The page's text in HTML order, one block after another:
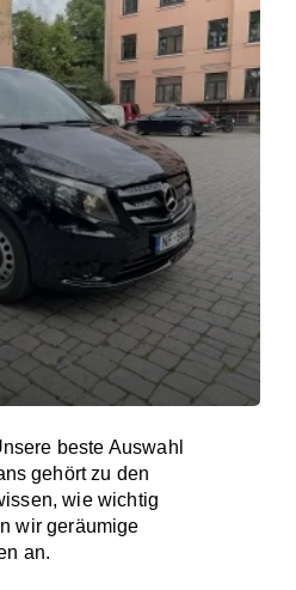
beste Auswahl
gehört zu den
wie wichtig
wir geräumige
an.